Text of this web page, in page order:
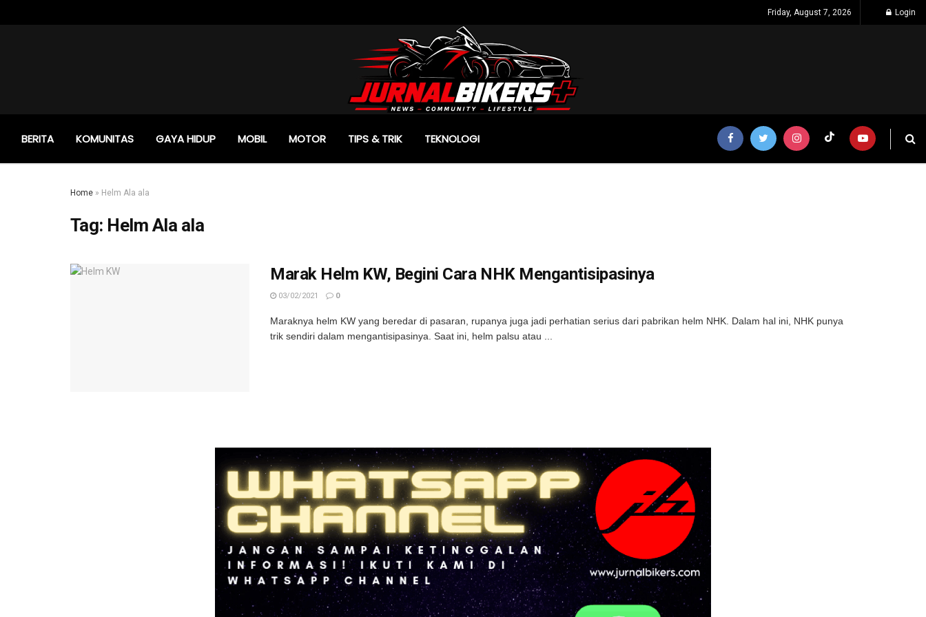
Friday, August 7, 2026 Login
BERITA KOMUNITAS GAYA HIDUP MOBIL MOTOR TIPS & TRIK TEKNOLOGI
Home » Helm Ala ala
Tag: Helm Ala ala
Marak Helm KW, Begini Cara NHK Mengantisipasinya
03/02/2021 0
Maraknya helm KW yang beredar di pasaran, rupanya juga jadi perhatian serius dari pabrikan helm NHK. Dalam hal ini, NHK punya
trik sendiri dalam mengantisipasinya. Saat ini, helm palsu atau ...